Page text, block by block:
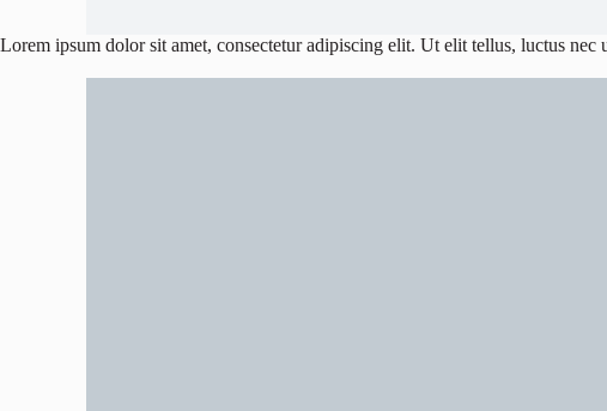
Lorem ipsum dolor sit amet, consectetur adipiscing elit. Ut elit tellus, luctus nec